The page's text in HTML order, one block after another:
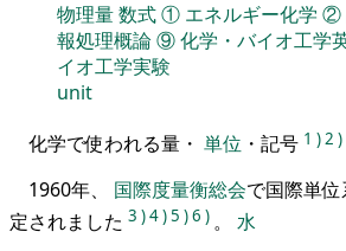
物理量数式① エネルギー化学 ②
報処理概論⑨化学・バイオ工学
イオ工学実験
unit
化学で使われる量・ 単位 ・記号 1 ) 2 )
1960年、 国際度量衡総会で国際単
定されました 3 )4)5 )6 ) 。 水